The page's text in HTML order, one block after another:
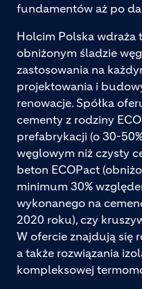
fundamentów aż po
Holcim Polska wdraża
obniżonym śladzie
zastosowania na
projektowania i
renowacje. Spółka
cementy z rodziny
prefabrykacji (o 30-
węglowym niż czysty
beton ECOPact
minimum 30%
wykonanego na
2020 roku), czy
W ofercie znajdują się
a także rozwiązania
kompleksowej